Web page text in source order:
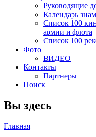
Руководящие
Календарь
Список 100
армии и флота
Список 100
Фото
ВИДЕО
Контакты
Партнеры
Поиск
Вы здесь
Главная